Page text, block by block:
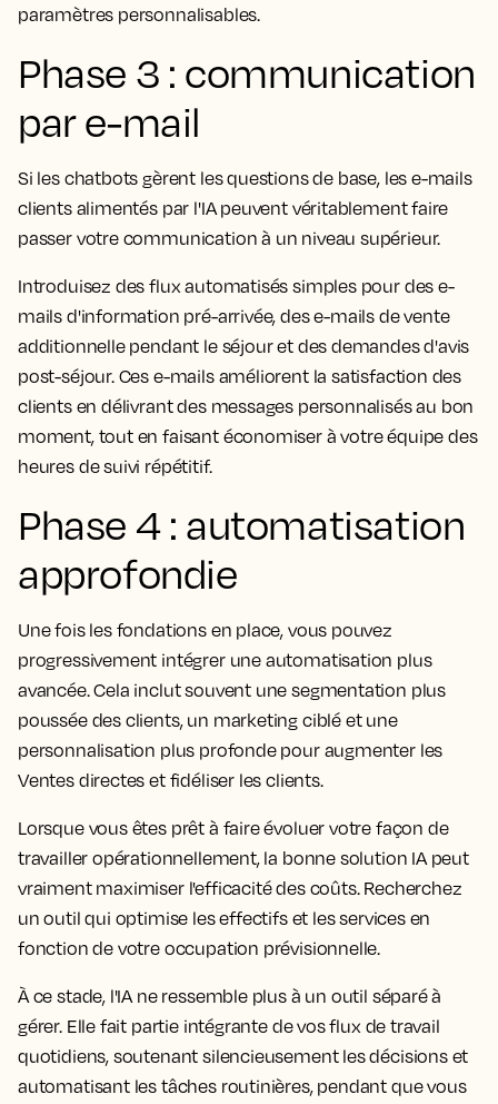
paramètres personnalisables.
Phase 3 : communication
par e-mail
Si les chatbots gèrent les questions de base, les e-mails
clients alimentés par l'IA peuvent véritablement faire
passer votre communication à un niveau supérieur.
Introduisez des flux automatisés simples pour des e-
mails d'information pré-arrivée, des e-mails de vente
additionnelle pendant le séjour et des demandes d'avis
post-séjour. Ces e-mails améliorent la satisfaction des
clients en délivrant des messages personnalisés au bon
moment, tout en faisant économiser à votre équipe des
heures de suivi répétitif.
Phase 4 : automatisation
approfondie
Une fois les fondations en place, vous pouvez
progressivement intégrer une automatisation plus
avancée. Cela inclut souvent une segmentation plus
poussée des clients, un marketing ciblé et une
personnalisation plus profonde pour augmenter les
Ventes directes et fidéliser les clients.
Lorsque vous êtes prêt à faire évoluer votre façon de
travailler opérationnellement, la bonne solution IA peut
vraiment maximiser l'efficacité des coûts. Recherchez
un outil qui optimise les effectifs et les services en
fonction de votre occupation prévisionnelle.
À ce stade, l'IA ne ressemble plus à un outil séparé à
gérer. Elle fait partie intégrante de vos flux de travail
quotidiens, soutenant silencieusement les décisions et
automatisant les tâches routinières, pendant que vous